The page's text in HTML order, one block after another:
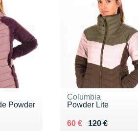
Powder
Columbia
Powder Lite
120 €
Au lieu de 120 €
60 €
Vendu 60 €